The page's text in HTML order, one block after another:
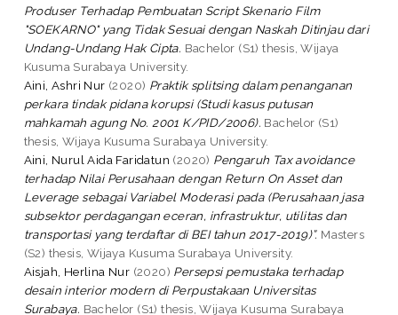
Produser Terhadap Pembuatan Script Skenario Film
"SOEKARNO" yang Tidak Sesuai dengan Naskah Ditinjau dari
Undang-Undang Hak Cipta. Bachelor (S1) thesis, Wijaya
Kusuma Surabaya University.
Aini, Ashri Nur (2020) Praktik splitsing dalam penanganan
perkara tindak pidana korupsi (Studi kasus putusan
mahkamah agung No. 2001 K/PID/2006). Bachelor (S1)
thesis, Wijaya Kusuma Surabaya University.
Aini, Nurul Aida Faridatun (2020) Pengaruh Tax avoidance
terhadap Nilai Perusahaan dengan Return On Asset dan
Leverage sebagai Variabel Moderasi pada (Perusahaan jasa
subsektor perdagangan eceran, infrastruktur, utilitas dan
transportasi yang terdaftar di BEI tahun 2017-2019)”. Masters
(S2) thesis, Wijaya Kusuma Surabaya University.
Aisjah, Herlina Nur (2020) Persepsi pemustaka terhadap
desain interior modern di Perpustakaan Universitas
Surabaya. Bachelor (S1) thesis, Wijaya Kusuma Surabaya